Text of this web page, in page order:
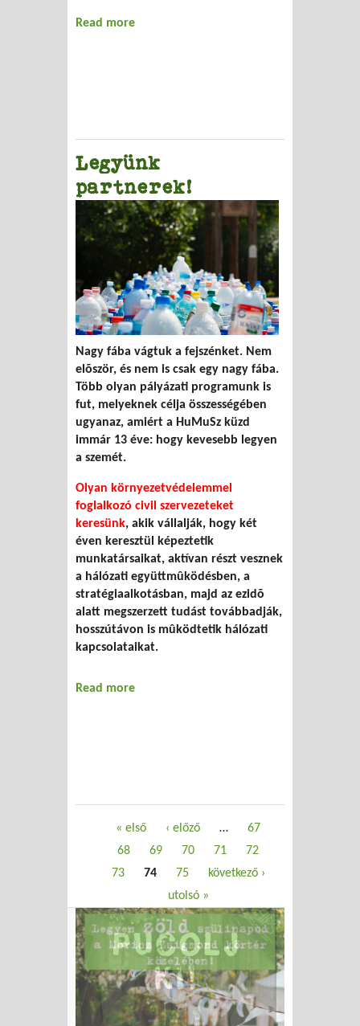
Read more
Legyünk
partnerek!
Nagy fába vágtuk a fejszénket. Nem
elõször, és nem is csak egy nagy fába.
Több olyan pályázati programunk is
fut, melyeknek célja összességében
ugyanaz, amiért a HuMuSz küzd
immár 13 éve: hogy kevesebb legyen
a szemét.
Olyan környezetvédelemmel
foglalkozó civil szervezeteket
keresünk, akik vállalják, hogy két
éven keresztül képeztetik
munkatársaikat, aktívan részt vesznek
a hálózati együttmûködésben, a
stratégiaalkotásban, majd az ezidõ
alatt megszerzett tudást továbbadják,
hosszútávon is mûködtetik hálózati
kapcsolataikat.
Read more
Oldalak« első ‹ előző …
67
68
69 70 71
72
73
74 75
következő ›
utolsó »